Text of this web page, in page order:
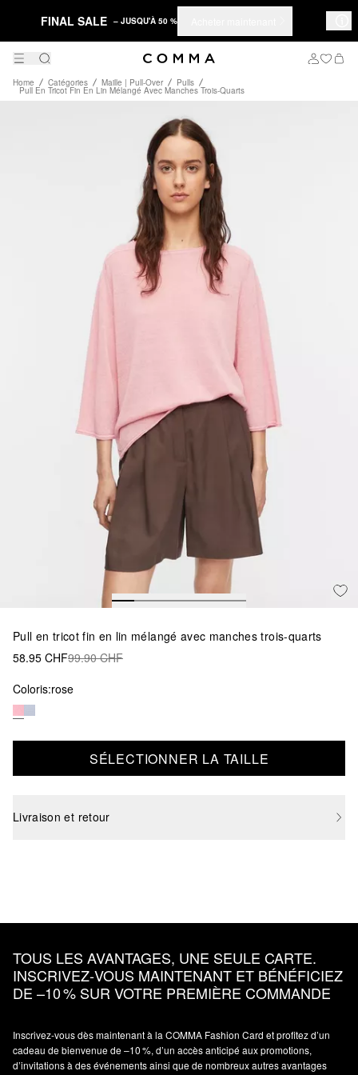
FINAL SALE – JUSQU'À 50 %
Home Catégories Maille | Pull-Over Pulls
Pull En Tricot Fin En Lin Mélangé Avec Manches Trois-Quarts
Pull en tricot fin en lin mélangé avec manches trois-quarts
58.95 CHF99.90 CHF
Coloris:rose
SÉLECTIONNER LA TAILLE
Livraison et retour
TOUS LES AVANTAGES, UNE SEULE CARTE.
INSCRIVEZ‑VOUS MAINTENANT ET BÉNÉFICIEZ
DE –10 % SUR VOTRE PREMIÈRE COMMANDE
Inscrivez‑vous dès maintenant à la COMMA Fashion Card et profitez d’un
cadeau de bienvenue de –10 %, d’un accès anticipé aux promotions,
d’invitations à des événements ainsi que de nombreux autres avantages